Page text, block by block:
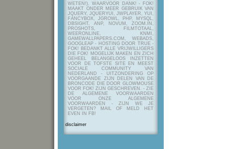
WETEN!), WAARVOOR DANK! - FOK!
MAAKT ONDER MEER GEBRUIK VAN
JQUERY, JQUERYUI, JWPLAYER, YUI,
FANCYBOX, JGROWL, PHP, MYSQL,
DBSIGHT, ANP, NOVUM, ZOOM.IN,
PROSHOTS, FILMTOTAAL,
WEERONLINE, KNMI,
GAMEWALLPAPERS.COM, WEBADS,
GOOGLEAP - HOSTING DOOR TRUE -
FOK! BEDANKT ALLE VRIJWILLIGERS
DIE FOK! MOGELIJK MAKEN EN ZICH
GEHEEL BELANGELOOS INZETTEN
VOOR DE TOFSTE SITE EN MEEST
SOCIALE COMMUNITY VAN
NEDERLAND - UITZONDERING OP
VOORGAANDE ZIJN DELEN VAN DE
BRONCODE DIE DOOR GLOWMOUSE
VOOR FOK! ZIJN GESCHREVEN. - ZIE
DE ALGEMENE VOORWAARDEN
VOOR ONZE ALGEMENE
VOORWAARDEN - ZIJN WE JE
VERGETEN? MAIL OF MELD HET
EVEN IN FB!
disclaimer